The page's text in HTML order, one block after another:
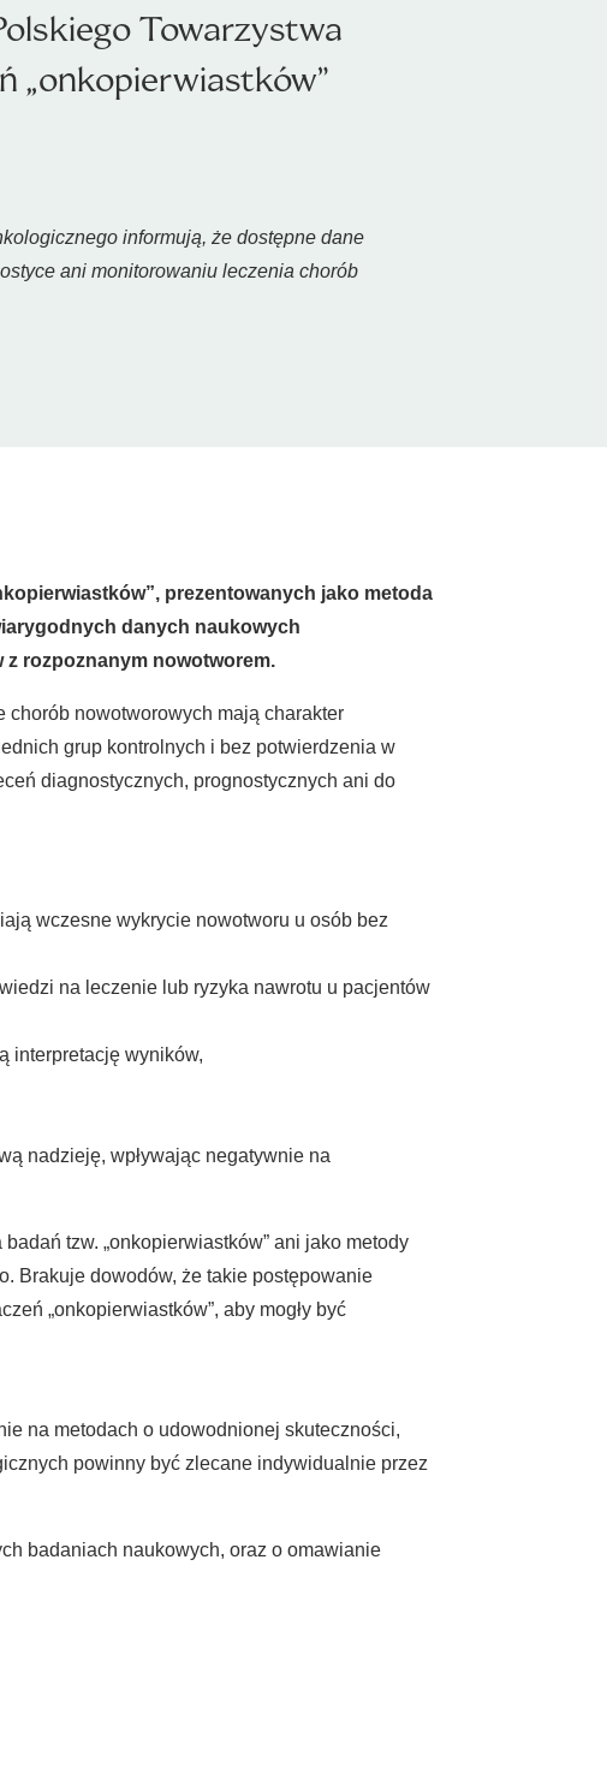
Towarzystwa
„onkopierwiastków”
informują, że dostępne dane
ani monitorowaniu leczenia chorób
prezentowanych jako metoda
danych naukowych
rozpoznanym nowotworem.
nowotworowych mają charakter
grup kontrolnych i bez potwierdzenia w
diagnostycznych, prognostycznych ani do
wczesne wykrycie nowotworu u osób bez
na leczenie lub ryzyka nawrotu u pacjentów
interpretację wyników,
nadzieję, wpływając negatywnie na
tzw. „onkopierwiastków” ani jako metody
Brakuje dowodów, że takie postępowanie
„onkopierwiastków”, aby mogły być
na metodach o udowodnionej skuteczności,
powinny być zlecane indywidualnie przez
badaniach naukowych, oraz o omawianie